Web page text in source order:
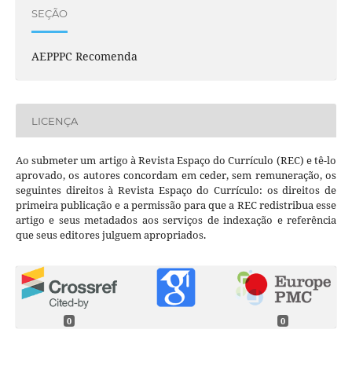
SEÇÃO
AEPPPC Recomenda
LICENÇA
Ao submeter um artigo à Revista Espaço do Currículo (REC) e tê-lo
aprovado, os autores concordam em ceder, sem remuneração, os
seguintes direitos à Revista Espaço do Currículo: os direitos de
primeira publicação e a permissão para que a REC redistribua esse
artigo e seus metadados aos serviços de indexação e referência
que seus editores julguem apropriados.
0 0